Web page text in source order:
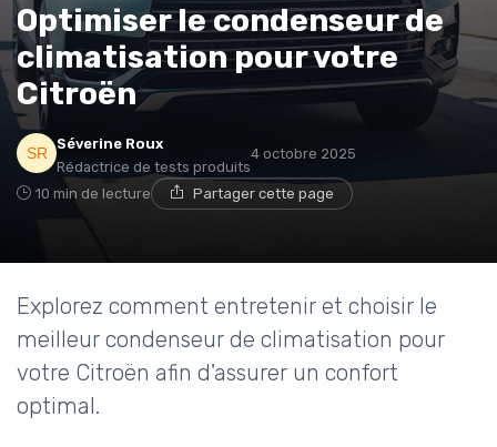
Optimiser le condenseur de
climatisation pour votre
Citroën
Séverine Roux
Rédactrice de tests produits
4 octobre 2025
10 min de lecture Partager cette page
Explorez comment entretenir et choisir le
meilleur condenseur de climatisation pour
votre Citroën afin d'assurer un confort
optimal.